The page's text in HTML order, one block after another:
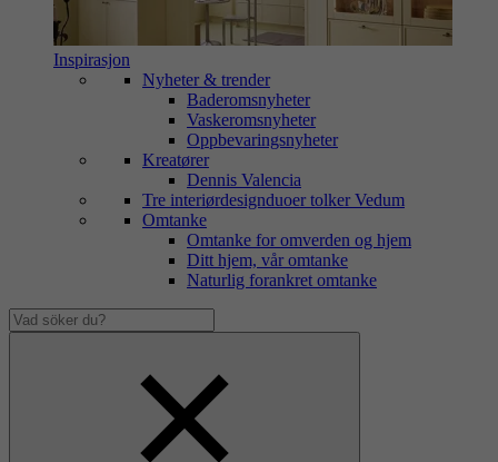
Inspirasjon
Nyheter & trender
Baderomsnyheter
Vaskeromsnyheter
Oppbevaringsnyheter
Kreatører
Dennis Valencia
Tre interiørdesignduoer tolker Vedum
Omtanke
Omtanke for omverden og hjem
Ditt hjem, vår omtanke
Naturlig forankret omtanke
Vad
söker